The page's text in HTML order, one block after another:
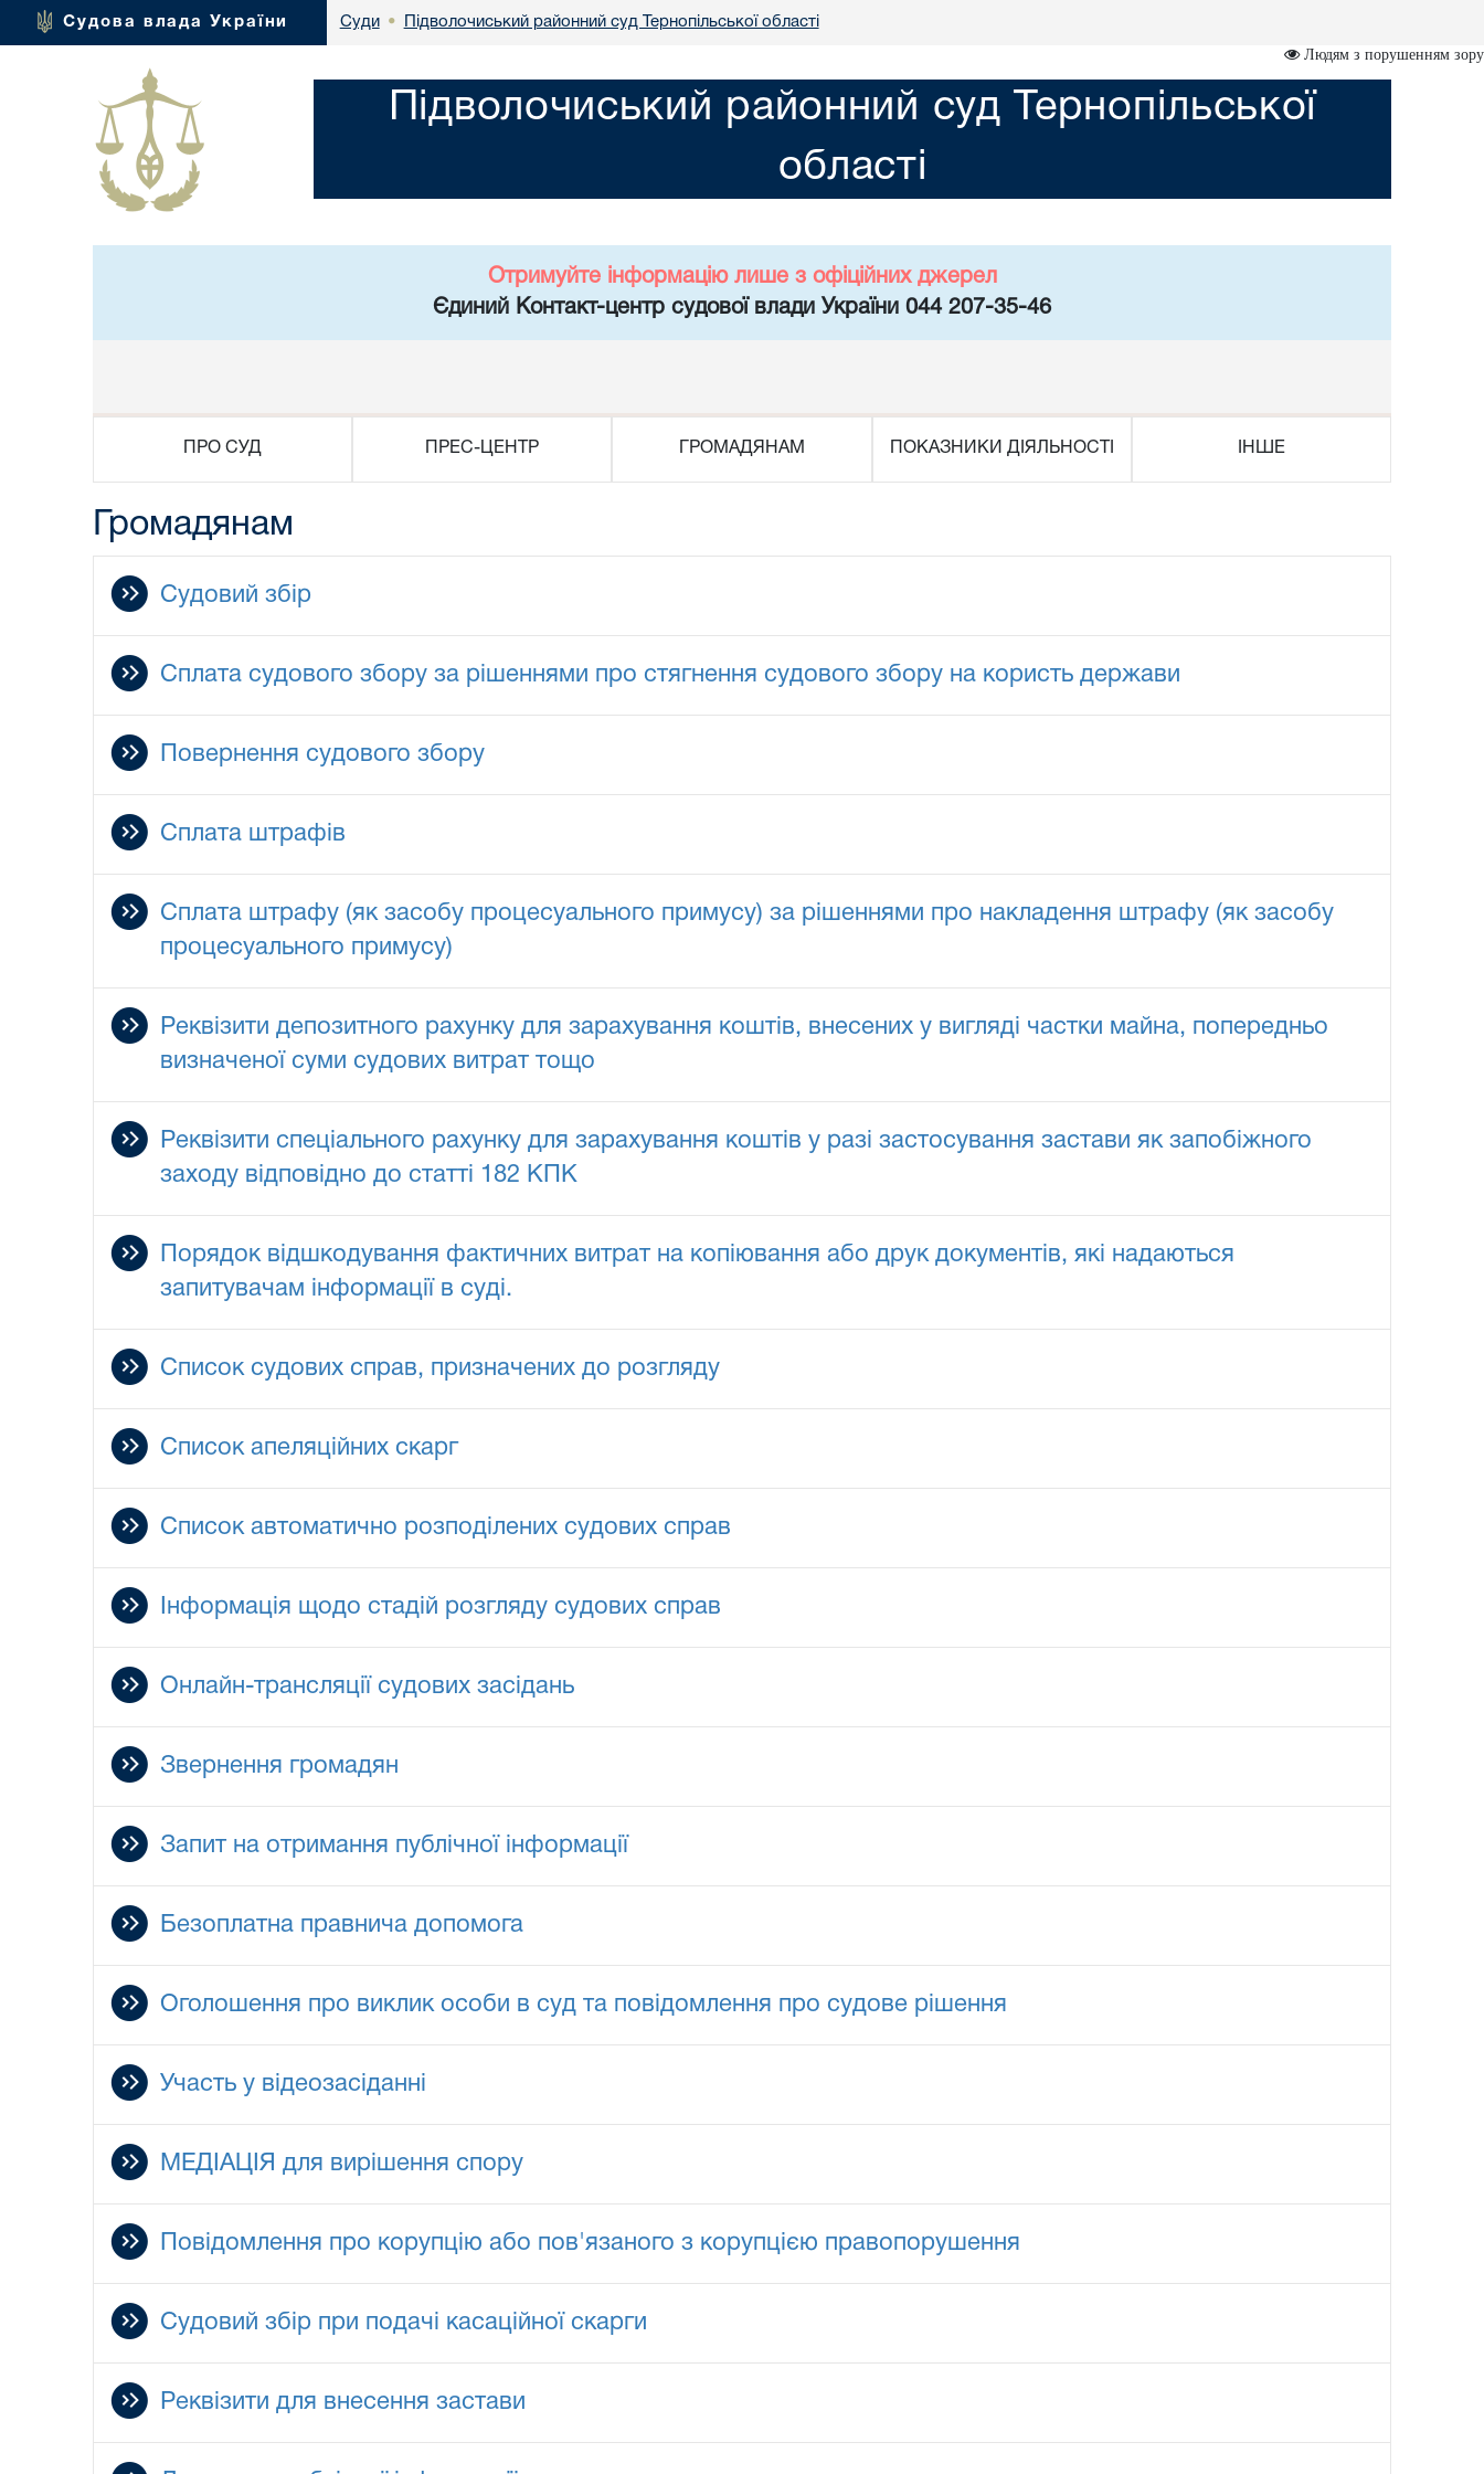
Судова влада України Суди • Підволочиський районний суд Тернопільської області
Людям з порушенням зору
Підволочиський районний суд Тернопільської
області
Отримуйте інформацію лише з офіційних джерел
Єдиний Контакт-центр судової влади України 044 207-35-46
ПРО СУД ПРЕС-ЦЕНТР ГРОМАДЯНАМ ПОКАЗНИКИ ДІЯЛЬНОСТІ ІНШЕ
Громадянам
Судовий збір
Сплата судового збору за рішеннями про стягнення судового збору на користь держави
Повернення судового збору
Сплата штрафів
Сплата штрафу (як засобу процесуального примусу) за рішеннями про накладення штрафу (як засобу
процесуального примусу)
Реквізити депозитного рахунку для зарахування коштів, внесених у вигляді частки майна, попередньо
визначеної суми судових витрат тощо
Реквізити спеціального рахунку для зарахування коштів у разі застосування застави як запобіжного
заходу відповідно до статті 182 КПК
Порядок відшкодування фактичних витрат на копіювання або друк документів, які надаються
запитувачам інформації в суді.
Список судових справ, призначених до розгляду
Список апеляційних скарг
Список автоматично розподілених судових справ
Інформація щодо стадій розгляду судових справ
Онлайн-трансляції судових засідань
Звернення громадян
Запит на отримання публічної інформації
Безоплатна правнича допомога
Оголошення про виклик особи в суд та повідомлення про судове рішення
Участь у відеозасіданні
МЕДІАЦІЯ для вирішення спору
Повідомлення про корупцію або пов'язаного з корупцією правопорушення
Судовий збір при подачі касаційної скарги
Реквізити для внесення застави